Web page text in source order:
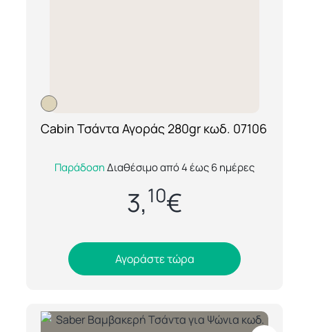
[ti_wishlists_addtowishlist loop=yes]
Cabin Τσάντα Αγοράς 280gr κωδ. 07106
Η Cabin 07106 είναι μία κομψή και
ανθεκτική υφασμάτινη τσάντα αγοράς από
100% βαμβάκι, ιδανική για καθημερινή
χρήση, επα...
ΠαράδοσηΔιαθέσιμο από 4 έως 6 ημέρες
3,10€
Αγοράστε τώρα